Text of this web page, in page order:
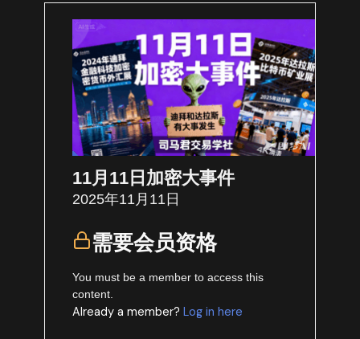
11月11日加密大事件
2025年11月11日
需要会员资格
You must be a member to access this
content.
Already a member?Log in here